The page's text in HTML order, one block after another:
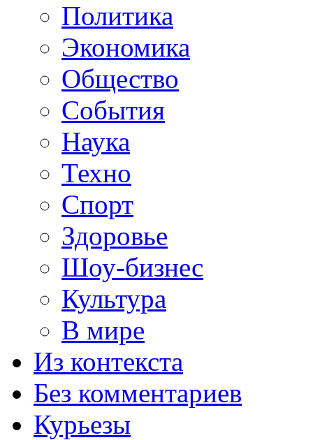
Политика
Экономика
Общество
События
Наука
Техно
Спорт
Здоровье
Шоу-бизнес
Культура
В мире
Из контекста
Без комментариев
Курьезы